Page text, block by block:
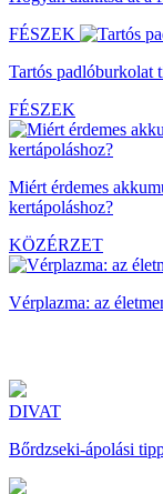
FÉSZEK
Tartós padlóburkolat
FÉSZEK
Miért érdemes
kertápoláshoz?
KÖZÉRZET
Vérplazma: az
DIVAT
Bőrdzseki-ápolási